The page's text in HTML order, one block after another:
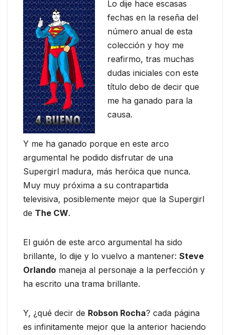
Lo dije hace escasas
fechas en la reseña del
número anual de esta
colección y hoy me
reafirmo, tras muchas
dudas iniciales con este
título debo de decir que
me ha ganado para la
causa.
Y me ha ganado porque en este arco
argumental he podido disfrutar de una
Supergirl madura, más heróica que nunca.
Muy muy próxima a su contrapartida
televisiva, posiblemente mejor que la Supergirl
de The CW.
El guión de este arco argumental ha sido
brillante, lo dije y lo vuelvo a mantener: Steve
Orlando maneja al personaje a la perfección y
ha escrito una trama brillante.
Y, ¿qué decir de Robson Rocha? cada página
es infinitamente mejor que la anterior haciendo